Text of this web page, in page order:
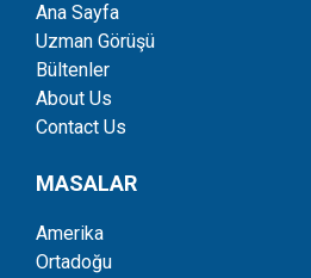
Ana Sayfa
Uzman Görüşü
Bültenler
About Us
Contact Us
MASALAR
Amerika
Ortadoğu